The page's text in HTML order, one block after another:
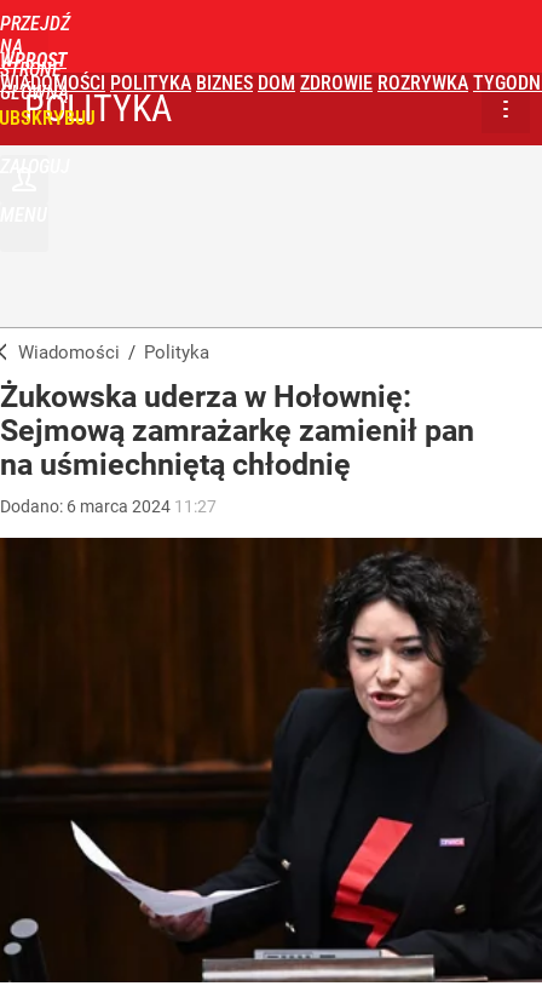
PRZEJDŹ
NA
STRONĘ
GŁÓWNĄ
WPROST
WIADOMOŚCI POLITYKA BIZNES DOM ZDROWIE ROZRYWKA
POLITYKA
Wiadomości / Polityka
Żukowska uderza w Hołownię:
Sejmową zamrażarkę zamienił pan
na uśmiechniętą chłodnię
Dodano: 6 marca 2024 11:27